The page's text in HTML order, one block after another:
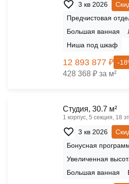
3 кв 2026
Предчистовая
Большая ванная
Ниша под шкаф
12 893 877 ₽ -
428 368 ₽ за м²
Cтудия, 30.7 м²
1 корпус, 5 секция, 18
3 кв 2026
Бонусная
Увеличенная
Большая ванная